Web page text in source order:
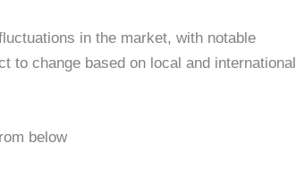
in the market, with notable
to change based on local and international
below